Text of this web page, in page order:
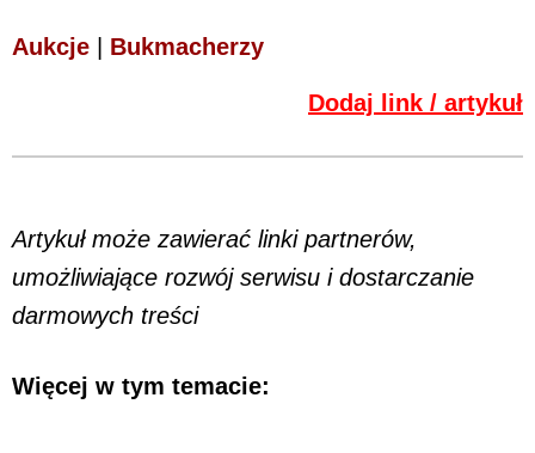
Aukcje Bukmacherzy
Dodaj link / artykuł
Artykuł może zawierać linki partnerów,
umożliwiające rozwój serwisu i dostarczanie
darmowych treści
Więcej w tym temacie: